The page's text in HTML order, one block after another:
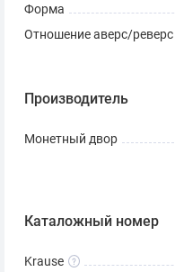
Форма
Отношение аверс/реверс
Производитель
Монетный двор
Каталожный номер
Krause